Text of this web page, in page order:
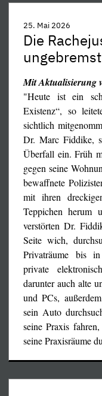
Bianca Witzschel
Willen der
Regimes
nachdem sie bis
Schwerverbrecher
und schließlich in
Landgericht
25. Mai 2026
Die
Mit Aktualisierung
"Heute ist ein
Existenz“, so
sichtlich
Dr. Marc Fiddike,
Überfall ein. Früh
gegen seine
bewaffnete
mit ihren
Teppichen herum
verstörten Dr.
Seite wich,
Privaträume bis
private
darunter auch alte
und PCs,
sein Auto
seine Praxis
seine Praxisräume